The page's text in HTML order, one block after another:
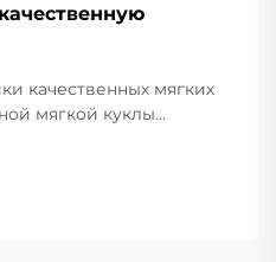
качественных мягких
мягкой куклы
место как в детских